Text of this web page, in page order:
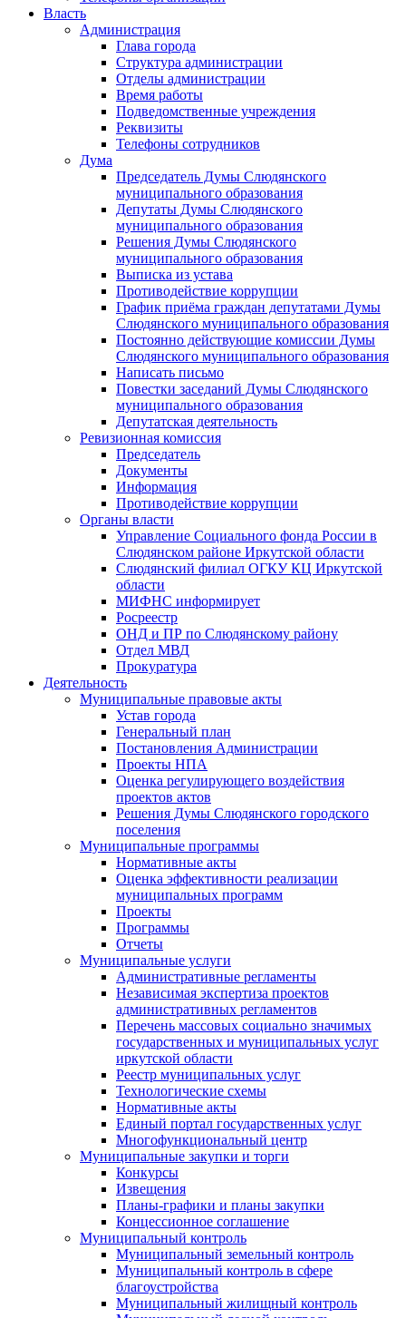
Власть
Администрация
Глава города
Структура администрации
Отделы администрации
Время работы
Подведомственные учреждения
Реквизиты
Телефоны сотрудников
Дума
Председатель Думы Слюдянского
муниципального образования
Депутаты Думы Слюдянского
муниципального образования
Решения Думы Слюдянского
муниципального образования
Выписка из устава
Противодействие коррупции
График приёма граждан депутатами Думы
Слюдянского муниципального образования
Постоянно действующие комиссии Думы
Слюдянского муниципального образования
Написать письмо
Повестки заседаний Думы Слюдянского
муниципального образования
Депутатская деятельность
Ревизионная комиссия
Председатель
Документы
Информация
Противодействие коррупции
Органы власти
Управление Социального фонда России в
Слюдянском районе Иркутской области
Слюдянский филиал ОГКУ КЦ Иркутской
области
МИФНС информирует
Росреестр
ОНД и ПР по Слюдянскому району
Отдел МВД
Прокуратура
Деятельность
Муниципальные правовые акты
Устав города
Генеральный план
Постановления Администрации
Проекты НПА
Оценка регулирующего воздействия
проектов актов
Решения Думы Слюдянского городского
поселения
Муниципальные программы
Нормативные акты
Оценка эффективности реализации
муниципальных программ
Проекты
Программы
Отчеты
Муниципальные услуги
Административные регламенты
Независимая экспертиза проектов
административных регламентов
Перечень массовых социально значимых
государственных и муниципальных услуг
иркутской области
Реестр муниципальных услуг
Технологические схемы
Нормативные акты
Единый портал государственных услуг
Многофункциональный центр
Муниципальные закупки и торги
Конкурсы
Извещения
Планы-графики и планы закупки
Концессионное соглашение
Муниципальный контроль
Муниципальный земельный контроль
Муниципальный контроль в сфере
благоустройства
Муниципальный жилищный контроль